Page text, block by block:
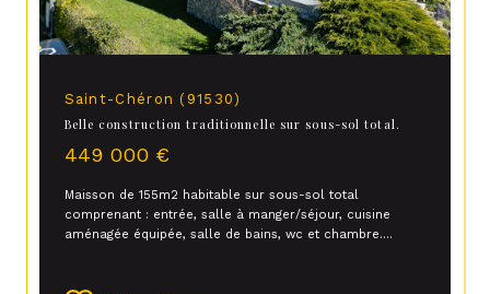
Saint-Chéron (91530)
Belle construction traditionnelle sur sous-sol total.
449 000 €
Maisson de 155m2 habitable sur sous-sol total
comprenant : entrée, salle à manger/séjour, cuisine
aménagée équipée, salle de bains, wc et chambre....